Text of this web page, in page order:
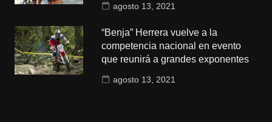
agosto 13, 2021
“Benja” Herrera vuelve a la
competencia nacional en evento
que reunirá a grandes exponentes
agosto 13, 2021